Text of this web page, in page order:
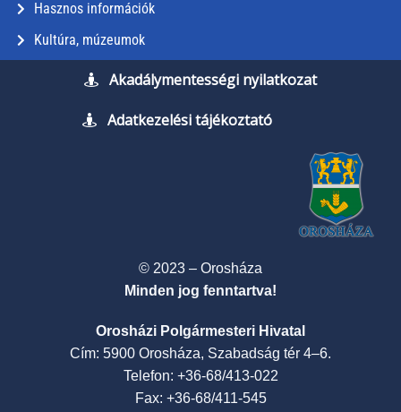
Hasznos információk
Kultúra, múzeumok
Akadálymentességi nyilatkozat
Adatkezelési tájékoztató
© 2023 – Orosháza
Minden jog fenntartva!
Orosházi Polgármesteri Hivatal
Cím: 5900 Orosháza, Szabadság tér 4–6.
Telefon: +36-68/413-022
Fax: +36-68/411-545